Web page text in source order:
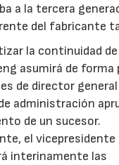
a la tercera
del fabricante
la continuidad
asumirá de forma
de director
administración
de un sucesor.
el
interinamente las